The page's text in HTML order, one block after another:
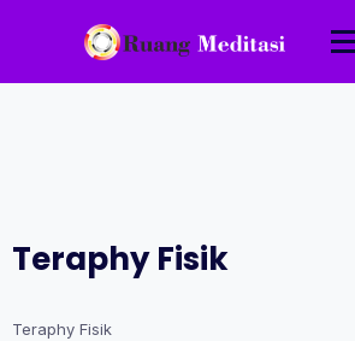
Teraphy Fisik
Teraphy Fisik